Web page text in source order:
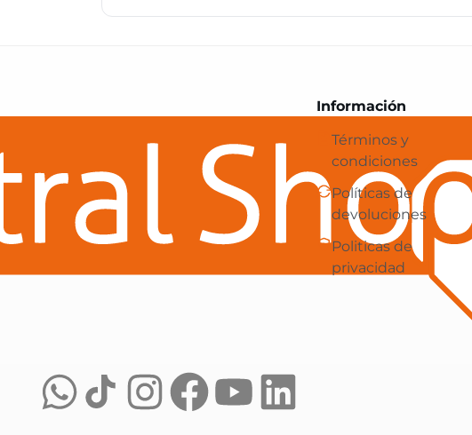
Central Shop es tu e-commerce en
Información
Términos y
condiciones
Políticas de
devoluciones
Politicas de
privacidad